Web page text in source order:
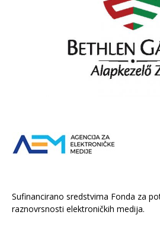
Sufinancirano sredstvima Fonda za
raznovrsnosti elektroničkih medija.